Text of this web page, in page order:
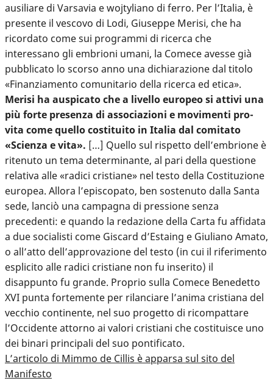
ausiliare di Varsavia e wojtyliano di ferro. Per l’Italia, è
presente il vescovo di Lodi, Giuseppe Merisi, che ha
ricordato come sui programmi di ricerca che
interessano gli embrioni umani, la Comece avesse già
pubblicato lo scorso anno una dichiarazione dal titolo
«Finanziamento comunitario della ricerca ed etica».
Merisi ha auspicato che a livello europeo si attivi una
più forte presenza di associazioni e movimenti pro-
vita come quello costituito in Italia dal comitato
«Scienza e vita». […] Quello sul rispetto dell’embrione è
ritenuto un tema determinante, al pari della questione
relativa alle «radici cristiane» nel testo della Costituzione
europea. Allora l’episcopato, ben sostenuto dalla Santa
sede, lanciò una campagna di pressione senza
precedenti: e quando la redazione della Carta fu affidata
a due socialisti come Giscard d’Estaing e Giuliano Amato,
o all’atto dell’approvazione del testo (in cui il riferimento
esplicito alle radici cristiane non fu inserito) il
disappunto fu grande. Proprio sulla Comece Benedetto
XVI punta fortemente per rilanciare l’anima cristiana del
vecchio continente, nel suo progetto di ricompattare
l’Occidente attorno ai valori cristiani che costituisce uno
dei binari principali del suo pontificato.
L’articolo di Mimmo de Cillis è apparsa sul sito del
Manifesto